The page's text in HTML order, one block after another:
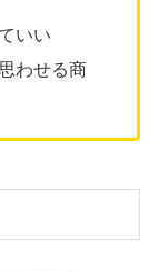
いい
わせる商